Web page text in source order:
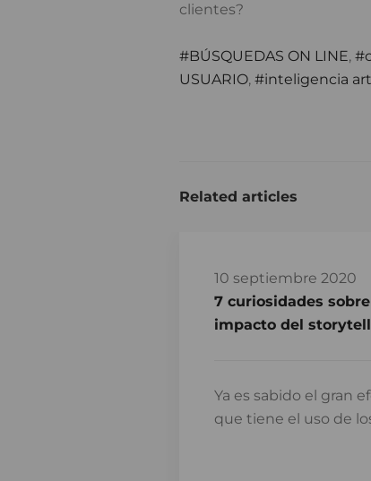
clientes?
BÚSQUEDAS ON LINE,
USUARIO, inteligencia
Related articles
10 septiembre 2020
7 curiosidades
impacto del
Ya es sabido el gran
que tiene el uso de